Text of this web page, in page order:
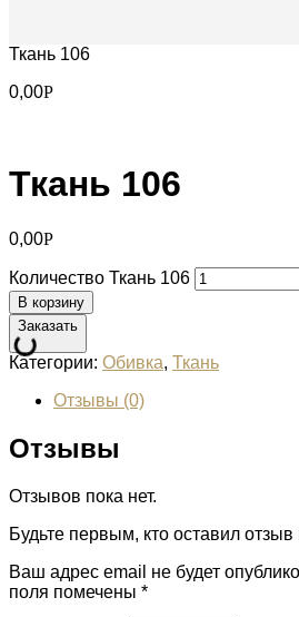
Ткань 106
0,00Р
Ткань 106
0,00Р
Количество Ткань 106
В корзину
Заказать
Категории: Обивка, Ткань
Отзывы (0)
Отзывы
Отзывов пока нет.
Будьте первым, кто оставил отзыв
Ваш адрес email не будет
поля помечены *